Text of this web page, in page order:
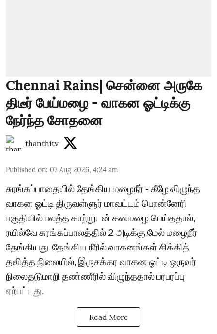
Chennai Rains| சென்னை அருகே
திடீர் பேய்மழை - வாகன ஓட்டிக்கு
நேர்ந்த சோதனை
thanthitv
Published on: 07 Aug 2026, 4:24 am
சுரங்கப்பாதையில் தேங்கிய மழைநீர் - கீழே விழுந்த
வாகன ஓட்டி திருவள்ளுர் மாவட்டம் பொன்னேரி
பகுதியில் பலத்த காற்றுடன் கனமழை பெய்ததால்,
ரயில்வே சுரங்கப்பாலத்தில் 2 அடிக்கு மேல் மழைநீர்
தேங்கியது. தேங்கிய நீரில் வாகனங்கள் சிக்கித்
தவித்த நிலையில், இருசக்கர வாகன ஓட்டி ஒருவர்
நிலைதடுமாறி தண்ணீரில் விழுந்ததால் பரபரப்பு
ஏற்பட்டது.
Read More